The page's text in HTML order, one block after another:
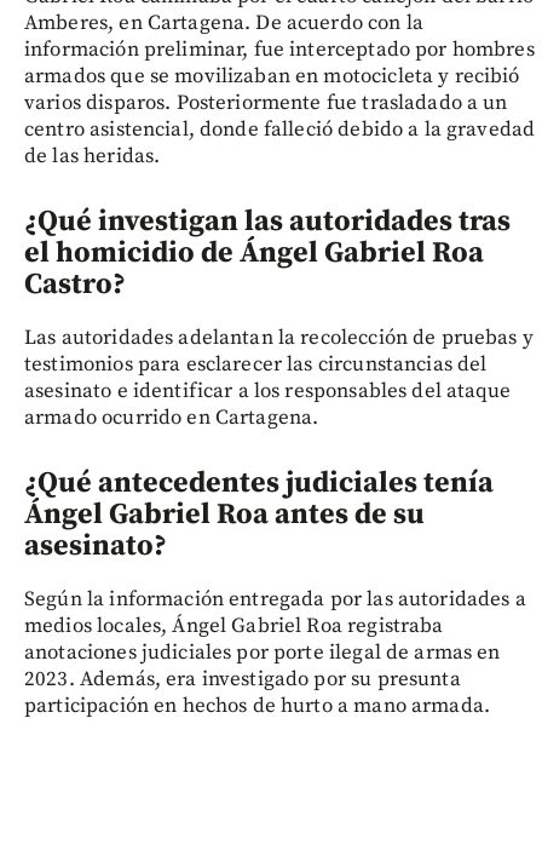
Amberes, en Cartagena. De acuerdo con la
información preliminar, fue interceptado por hombres
armados que se movilizaban en motocicleta y recibió
varios disparos. Posteriormente fue trasladado a un
centro asistencial, donde falleció debido a la gravedad
de las heridas.
¿Qué investigan las autoridades tras
el homicidio de Ángel Gabriel Roa
Castro?
Las autoridades adelantan la recolección de pruebas y
testimonios para esclarecer las circunstancias del
asesinato e identificar a los responsables del ataque
armado ocurrido en Cartagena.
¿Qué antecedentes judiciales tenía
Ángel Gabriel Roa antes de su
asesinato?
Según la información entregada por las autoridades a
medios locales, Ángel Gabriel Roa registraba
anotaciones judiciales por porte ilegal de armas en
2023. Además, era investigado por su presunta
participación en hechos de hurto a mano armada.